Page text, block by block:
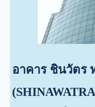
อาคาร ชินวัตร